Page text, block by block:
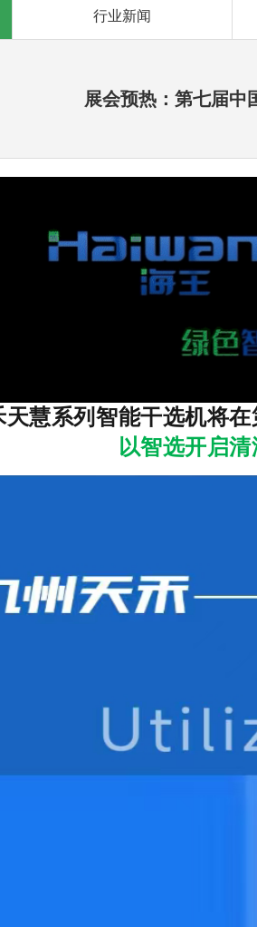
行业新闻
展会预热：第七届中
天慧系列智能干选机将
以智选开启